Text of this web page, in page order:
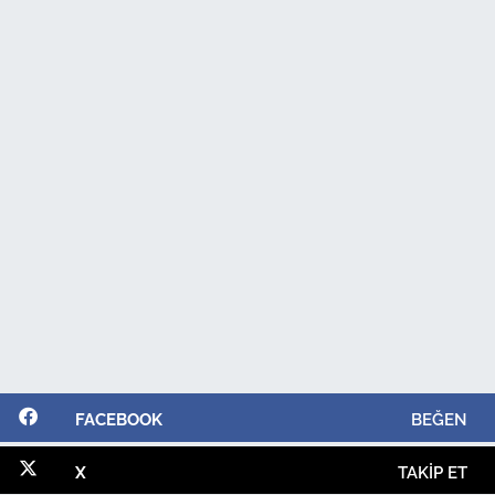
FACEBOOK BEĞEN
X TAKIP ET